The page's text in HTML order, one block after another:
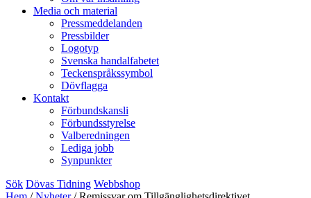
Media och material
Pressmeddelanden
Pressbilder
Logotyp
Svenska handalfabetet
Teckenspråkssymbol
Dövflagga
Kontakt
Förbundskansli
Förbundsstyrelse
Valberedningen
Lediga jobb
Synpunkter
Sök Dövas Tidning Webbshop